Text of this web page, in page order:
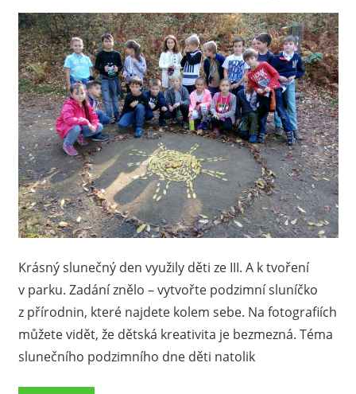
Krásný slunečný den využily děti ze III. A k tvoření
v parku. Zadání znělo – vytvořte podzimní sluníčko
z přírodnin, které najdete kolem sebe. Na fotografiích
můžete vidět, že dětská kreativita je bezmezná. Téma
slunečního podzimního dne děti natolik